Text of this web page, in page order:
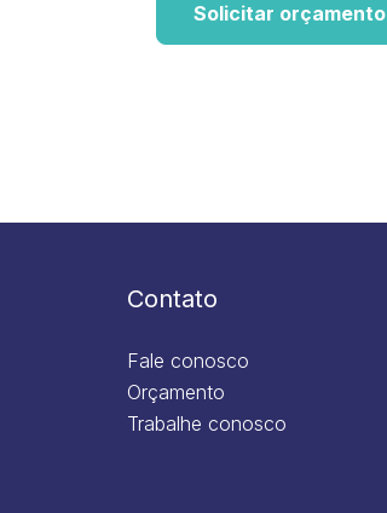
Solicitar orçamento
Contato
Fale conosco
Orçamento
Trabalhe conosco